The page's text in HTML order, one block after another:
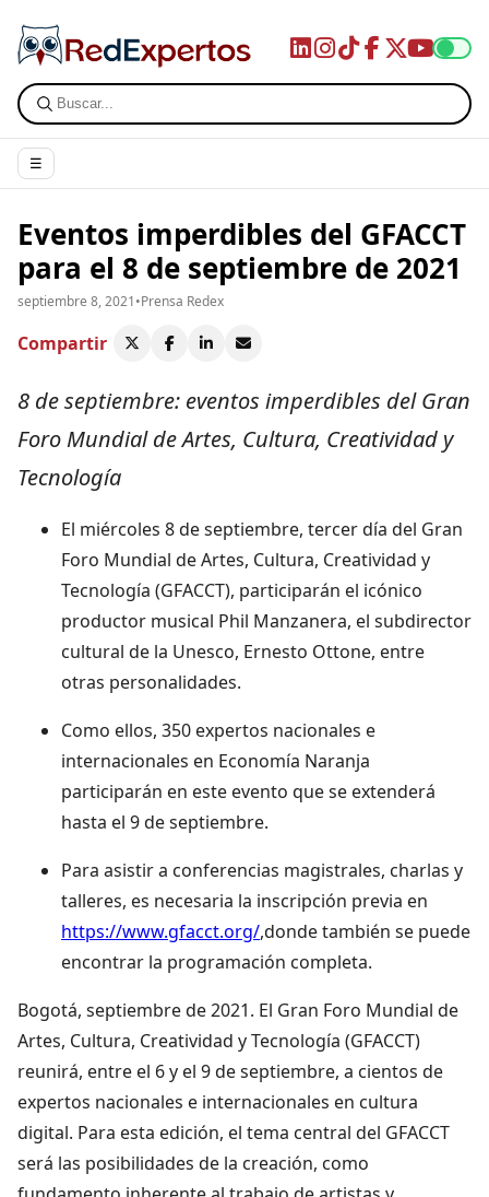
☰
Eventos imperdibles del GFACCT
para el 8 de septiembre de 2021
septiembre 8, 2021•Prensa Redex
Compartir
8 de septiembre: eventos imperdibles del Gran
Foro Mundial de Artes, Cultura, Creatividad y
Tecnología
El miércoles 8 de septiembre, tercer día del Gran
Foro Mundial de Artes, Cultura, Creatividad y
Tecnología (GFACCT), participarán el icónico
productor musical Phil Manzanera, el subdirector
cultural de la Unesco, Ernesto Ottone, entre
otras personalidades.
Como ellos, 350 expertos nacionales e
internacionales en Economía Naranja
participarán en este evento que se extenderá
hasta el 9 de septiembre.
Para asistir a conferencias magistrales, charlas y
talleres, es necesaria la inscripción previa en
https://www.gfacct.org/,donde también se puede
encontrar la programación completa.
Bogotá, septiembre de 2021. El Gran Foro Mundial de
Artes, Cultura, Creatividad y Tecnología (GFACCT)
reunirá, entre el 6 y el 9 de septiembre, a cientos de
expertos nacionales e internacionales en cultura
digital. Para esta edición, el tema central del GFACCT
será las posibilidades de la creación, como